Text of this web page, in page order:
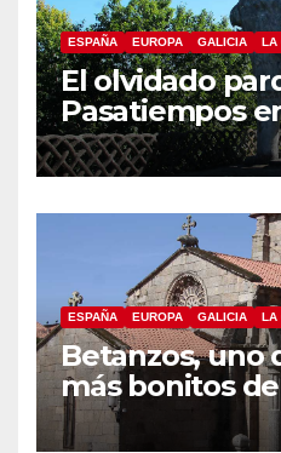
ESPAÑA EUROPA GALICIA LA
El olvidado
Pasatiempos
ESPAÑA EUROPA GALICIA LA
Betanzos, uno
más bonitos